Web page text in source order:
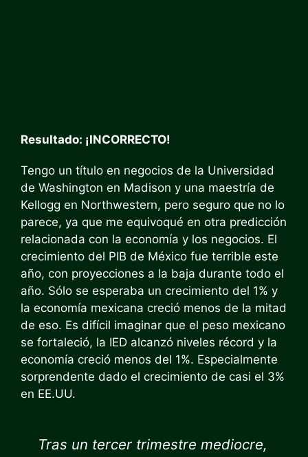
Resultado: ¡INCORRECTO!
Tengo un título en negocios de la Universidad
de Washington en Madison y una maestría de
Kellogg en Northwestern, pero seguro que no lo
parece, ya que me equivoqué en otra predicción
relacionada con la economía y los negocios. El
crecimiento del PIB de México fue terrible este
año, con proyecciones a la baja durante todo el
año. Sólo se esperaba un crecimiento del 1% y
la economía mexicana creció menos de la mitad
de eso. Es difícil imaginar que el peso mexicano
se fortaleció, la IED alcanzó niveles récord y la
economía creció menos del 1%. Especialmente
sorprendente dado el crecimiento de casi el 3%
en EE.UU.
Tras un tercer trimestre mediocre,